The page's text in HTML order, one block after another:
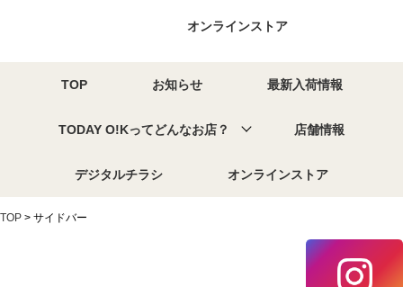
オンラインストア
TOP お知らせ 最新入荷情報
TODAY O!Kってどんなお店？ 店舗情報
デジタルチラシ オンラインストア
TOP > サイドバー